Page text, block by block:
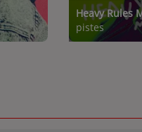
Heavy Rules
pistes